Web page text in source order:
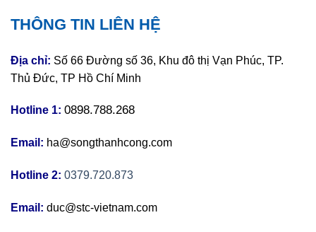
THÔNG TIN LIÊN HỆ
Địa chỉ: Số 66 Đường số 36, Khu đô thị Vạn Phúc, TP.
Thủ Đức, TP Hồ Chí Minh
Hotline 1: 0898.788.268
Email: ha@songthanhcong.com
Hotline 2: 0379.720.873
Email: duc@stc-vietnam.com